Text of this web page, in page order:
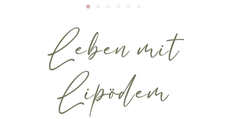
Leben mit
Lipödem